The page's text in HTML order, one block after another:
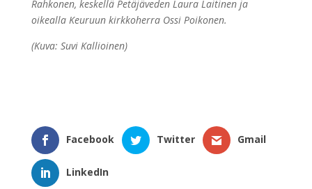
Rahkonen, keskellä Petäjäveden Laura Laitinen ja
oikealla Keuruun kirkkoherra Ossi Poikonen.
(Kuva: Suvi Kallioinen)
Facebook Twitter Gmail
LinkedIn